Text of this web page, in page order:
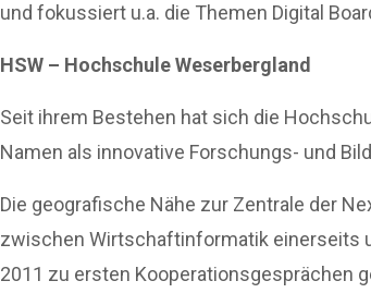
und fokussiert u.a. die Themen Digital
HSW – Hochschule Weserbergland
Seit ihrem Bestehen hat sich die
Namen als innovative Forschungs- und
Die geografische Nähe zur Zentrale der
zwischen Wirtschaftinformatik einerseits
2011 zu ersten Kooperationsgesprächen